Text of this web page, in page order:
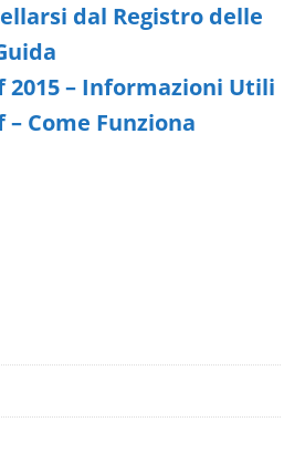
dal Registro delle
2015 – Informazioni Utili
Come Funziona